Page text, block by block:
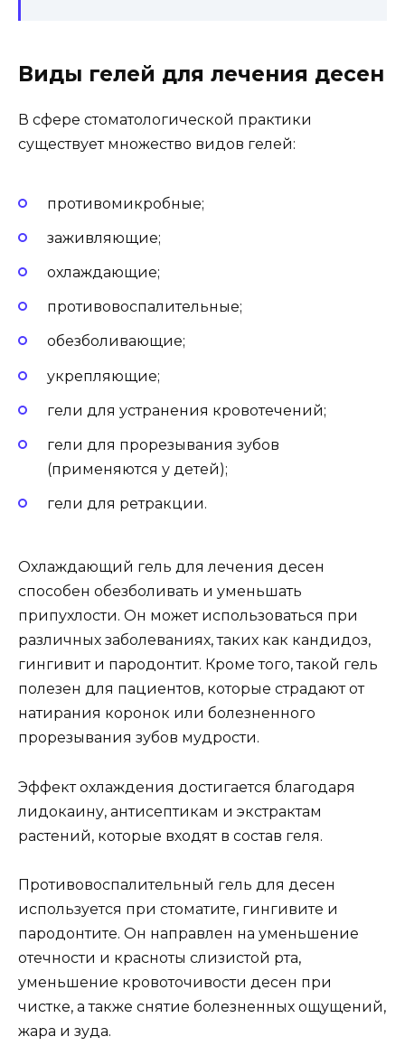
Виды гелей для лечения десен
В сфере стоматологической практики
существует множество видов гелей:
противомикробные;
заживляющие;
охлаждающие;
противовоспалительные;
обезболивающие;
укрепляющие;
гели для устранения кровотечений;
гели для прорезывания зубов
(применяются у детей);
гели для ретракции.
Охлаждающий гель для лечения десен
способен обезболивать и уменьшать
припухлости. Он может использоваться при
различных заболеваниях, таких как кандидоз,
гингивит и пародонтит. Кроме того, такой гель
полезен для пациентов, которые страдают от
натирания коронок или болезненного
прорезывания зубов мудрости.
Эффект охлаждения достигается благодаря
лидокаину, антисептикам и экстрактам
растений, которые входят в состав геля.
Противовоспалительный гель для десен
используется при стоматите, гингивите и
пародонтите. Он направлен на уменьшение
отечности и красноты слизистой рта,
уменьшение кровоточивости десен при
чистке, а также снятие болезненных ощущений,
жара и зуда.